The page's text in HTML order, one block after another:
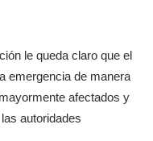
le queda claro que el
emergencia de manera
afectados y
autoridades